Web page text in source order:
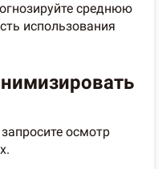
среднюю
использования
осмотр